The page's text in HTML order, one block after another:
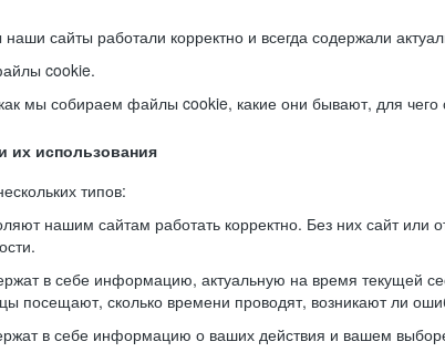
сайты работали корректно и всегда содержали
cookie.
мы собираем файлы cookie, какие они бывают, для чего
их использования
типов:
нашим сайтам работать корректно. Без них сайт
в себе информацию, актуальную на время текущей
посещают, сколько времени проводят, возникают ли
в себе информацию о ваших действия и вашем